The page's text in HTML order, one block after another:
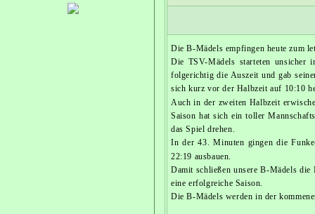
Die B-Mädels empfingen heute zum
Die TSV-Mädels starteten
folgerichtig die Auszeit und gab
sich kurz vor der Halbzeit auf 10:10
Auch in der zweiten Halbzeit
Saison hat sich ein toller
das Spiel drehen.
In der 43. Minuten gingen die
22:19 ausbauen.
Damit schließen unsere B-Mädels
eine erfolgreiche Saison.
Die B-Mädels werden in der